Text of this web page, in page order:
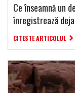
Ce înseamnă un
înregistrează
CITESTE ARTICOLUL